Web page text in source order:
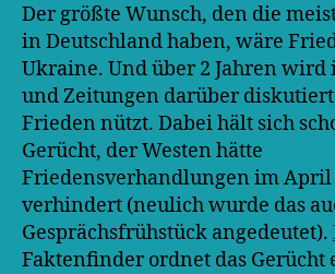
Der größte Wunsch, den die
in Deutschland haben, wäre
Ukraine. Und über 2 Jahren wird
und Zeitungen darüber
Frieden nützt. Dabei hält sich
Gerücht, der Westen hätte
Friedensverhandlungen im April
verhindert (neulich wurde das
Gesprächsfrühstück angedeutet).
Faktenfinder ordnet das Gerücht